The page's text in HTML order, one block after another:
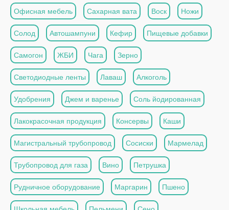
Офисная мебель Сахарная вата Воск Ножи
Солод Автошампуни Кефир Пищевые добавки
Самогон ЖБИ Чага Зерно
Светодиодные ленты Лаваш Алкоголь
Удобрения Джем и варенье Соль йодированная
Лакокрасочная продукция Консервы Каши
Магистральный трубопровод Сосиски Мармелад
Трубопровод для газа Вино Петрушка
Рудничное оборудование Маргарин Пшено